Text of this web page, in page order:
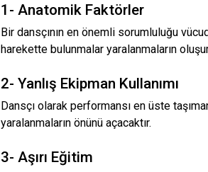
1- Anatomik Faktörler
Bir dansçının en önemli sorumluluğu
harekette bulunmalar yaralanmaların
2- Yanlış Ekipman Kullanımı
Dansçı olarak performansı en üste
yaralanmaların önünü açacaktır.
3- Aşırı Eğitim